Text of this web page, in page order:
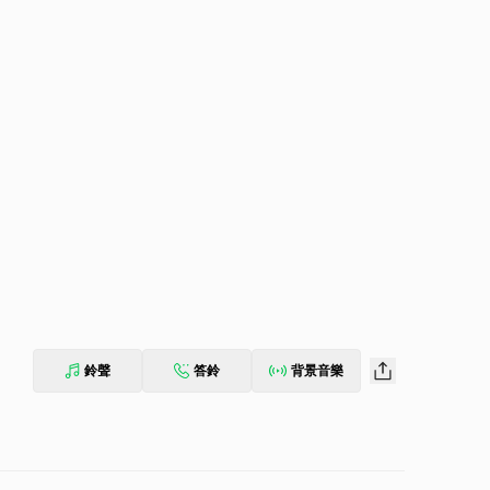
鈴聲 答鈴 背景音樂